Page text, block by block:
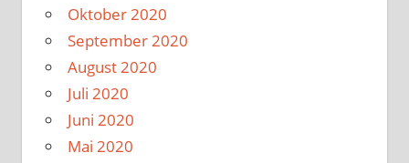
Oktober 2020
September 2020
August 2020
Juli 2020
Juni 2020
Mai 2020